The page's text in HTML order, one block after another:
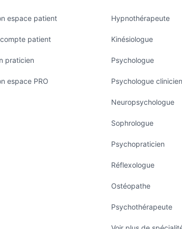
vous découvrez vos
explications de vos difficultéset
conscience
pour
plus profond de vous-même et ainsi
depuis des années, voire des
espace patient
patient
praticien
espace PRO
Hypnothérapeute
Kinésiologue
Psychologue
Psychologue clinicien
Neuropsychologue
Sophrologue
Psychopraticien
Réflexologue
Ostéopathe
Psychothérapeute